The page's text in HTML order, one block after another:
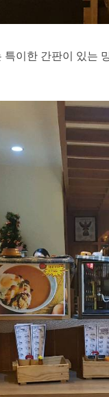
이한 간판이 있는